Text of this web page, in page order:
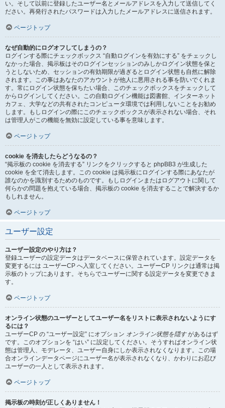
い。そして以前に登録したユーザー名とメールアドレスを入力して送信してく
ださい。再発行されたパスワードは入力したメールアドレスに送信されます。
ページトップ
なぜ自動的にログオフしてしまうの？
ログインする際にチェックボックス “自動ログインを有効にする” をチェックし
なかった場合、掲示板はそのログインセッションのみしかログイン状態を保と
うとしないため、セッションの有効期限が過ぎるとログイン状態も自然に解除
されます。この事はあなたのアカウントが他人に悪用される事を防いでくれま
す。常にログイン状態を保ちたい場合、このチェックボックスをチェックして
からログインしてください。この自動ログイン機能は図書館、インターネット
カフェ、大学などの共有されたコンピュータ環境では利用しないことをお勧め
します。もしログインの際にこのチェックボックスが表示されない場合、それ
は管理人がこの機能を無効に設定している事を意味します。
ページトップ
cookie を消去したらどうなるの？
“掲示板の cookie を消去する” リンクをクリックすると phpBB3 が生成した
cookie を全て消去します。この cookie は掲示板にログインする際にあなたが
誰なのかを識別するためのものです。もしログインまたはログアウトに関して
何らかの問題を抱えている場合、掲示板の cookie を消去することで解決するか
もしれません。
ページトップ
ユーザー設定
ユーザー設定のやり方は？
登録ユーザーの設定データはデータベースに保管されています。設定データを
変更するには ユーザーCP へ入室してください。ユーザーCP リンクは通常は掲
示板のトップにあります。そちらでユーザーに関する設定データを変更できま
す。
ページトップ
オンライン状態のユーザーとしてユーザー名をリストに表示されないようにす
るには？
ユーザーCP の “ユーザー設定” にオプション オンライン状態を隠すがあるはず
です。このオプションを “はい” に設定してください。そうすればオンライン状
態は管理人、モデレータ、ユーザー自身にしか表示されなくなります。この場
合オンラインデータページにユーザー名が表示されなくなり、かわりにお忍び
ユーザーの一人として表示されます。
ページトップ
掲示板の時刻が正しくありません！